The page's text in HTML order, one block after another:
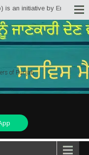
initiative by Employees/
of Punjab